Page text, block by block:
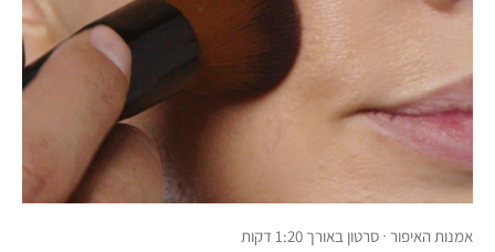
אמנות האיפור · סרטון באורך 1:20 דקות